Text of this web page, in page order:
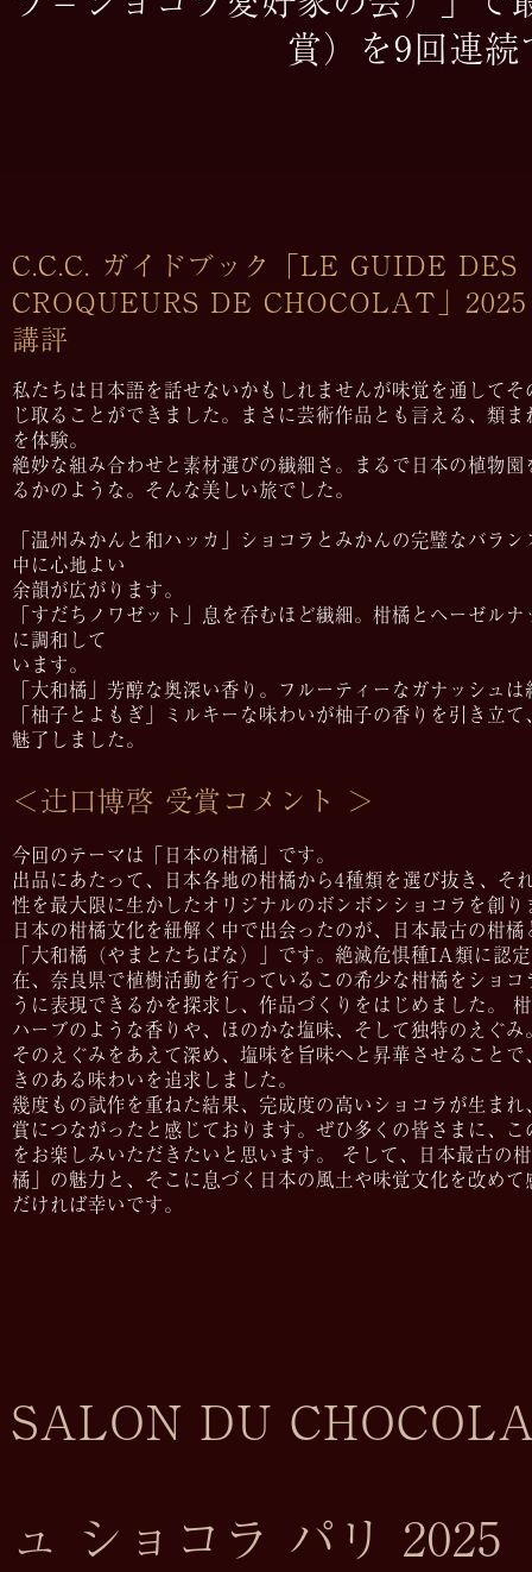
賞）を9回連
C.C.C. ガイドブック「LE GUIDE DES
CROQUEURS DE CHOCOLAT」
講評
私たちは日本語を話せないかもしれませんが味覚を通してそ
じ取ることができました。まさに芸術作品とも言える、類
を体験。
絶妙な組み合わせと素材選びの繊細さ。まるで日本の植物園
るかのような。そんな美しい旅でした。
「温州みかんと和ハッカ」ショコラとみかんの完璧なバラ
中に心地よい
余韻が広がります。
「すだちノワゼット」息を呑むほど繊細。柑橘とヘーゼル
に調和して
います。
「大和橘」芳醇な奥深い香り。フルーティーなガナッシュは
「柚子とよもぎ」ミルキーな味わいが柚子の香りを引き立
魅了しました。
＜辻󠄀口博啓 受賞コメント ＞
今回のテーマは「日本の柑橘」です。
出品にあたって、日本各地の柑橘から4種類を選び抜き、そ
性を最大限に生かしたオリジナルのボンボンショコラを創り
日本の柑橘文化を紐解く中で出会ったのが、日本最古の柑
「大和橘（やまとたちばな）」です。絶滅危惧種IA類に認
在、奈良県で植樹活動を行っているこの希少な柑橘をショコ
うに表現できるかを探求し、作品づくりをはじめました。
ハーブのような香りや、ほのかな塩味、そして独特のえぐみ
そのえぐみをあえて深め、塩味を旨味へと昇華させることで
きのある味わいを追求しました。
幾度もの試作を重ねた結果、完成度の高いショコラが生まれ
賞につながったと感じております。ぜひ多くの皆さまに、こ
をお楽しみいただきたいと思います。 そして、日本最古の
橘」の魅力と、そこに息づく日本の風土や味覚文化を改めて
だければ幸いです。
SALON DU
ュ ショコラ パリ 2025